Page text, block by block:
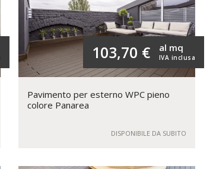
103,70 € IVA inclusa
al mq
Pavimento per esterno WPC pieno
colore Panarea
DISPONIBILE DA SUBITO